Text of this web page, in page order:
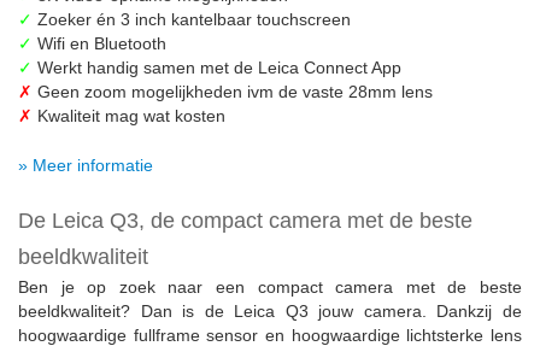
✓ Zoeker én 3 inch kantelbaar touchscreen
✓ Wifi en Bluetooth
✓ Werkt handig samen met de Leica Connect App
✗ Geen zoom mogelijkheden ivm de vaste 28mm lens
✗ Kwaliteit mag wat kosten
» Meer informatie
De Leica Q3, de compact camera met de beste
beeldkwaliteit
Ben je op zoek naar een compact camera met de beste
beeldkwaliteit? Dan is de Leica Q3 jouw camera. Dankzij de
hoogwaardige fullframe sensor en hoogwaardige lichtsterke lens